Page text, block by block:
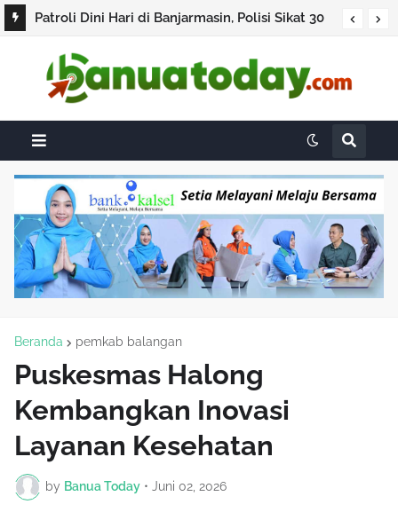
Patroli Dini Hari di Banjarmasin, Polisi Sikat 30
Beranda pemkab balangan
Puskesmas Halong
Kembangkan Inovasi
Layanan Kesehatan
by Banua Today • Juni 02, 2026